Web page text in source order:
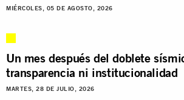
MIÉRCOLES, 05 DE AGOSTO, 2026
Un mes después del doblete
transparencia ni institucionalidad
MARTES, 28 DE JULIO, 2026